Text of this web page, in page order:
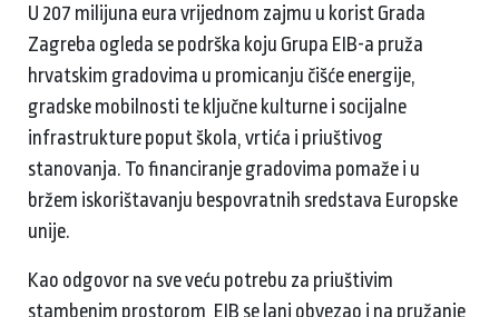
U 207 milijuna eura vrijednom zajmu u korist Grada
Zagreba ogleda se podrška koju Grupa EIB-a pruža
hrvatskim gradovima u promicanju čišće energije,
gradske mobilnosti te ključne kulturne i socijalne
infrastrukture poput škola, vrtića i priuštivog
stanovanja. To financiranje gradovima pomaže i u
bržem iskorištavanju bespovratnih sredstava Europske
unije.
Kao odgovor na sve veću potrebu za priuštivim
stambenim prostorom, EIB se lani obvezao i na pružanje